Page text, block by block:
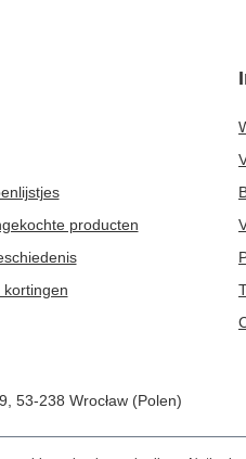
producten
kortingen
53-238 Wrocław (Polen)